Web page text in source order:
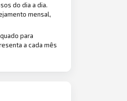
do dia a dia.
mensal,
para
a cada mês